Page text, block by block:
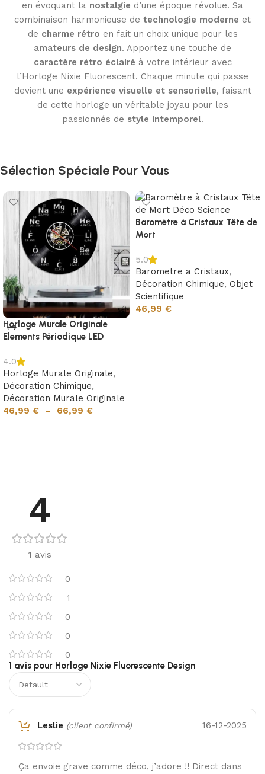
en évoquant la nostalgie d’une époque révolue. Sa
combinaison harmonieuse de technologie moderne et
de charme rétro en fait un choix unique pour les
amateurs de design. Apportez une touche de
caractère rétro éclairé à votre intérieur avec
l’Horloge Nixie Fluorescent. Chaque minute qui passe
devient une expérience visuelle et sensorielle, faisant
de cette horloge un véritable joyau pour les
passionnés de style intemporel.
Sélection Spéciale Pour Vous
Horloge Murale Originale
Elements Périodique LED
4.0
Horloge Murale Originale,
Décoration Chimique,
Décoration Murale Originale
46,99 € – 66,99 €
Baromètre à Cristaux Tête de
Mort
5.0
Barometre a Cristaux,
Décoration Chimique, Objet
Scientifique
46,99 €
4
1 avis
0
1
0
0
0
1 avis pour Horloge Nixie Fluorescente Design
Leslie (client confirmé) 16-12-2025
Ça envoie grave comme déco, j’adore !! Direct dans